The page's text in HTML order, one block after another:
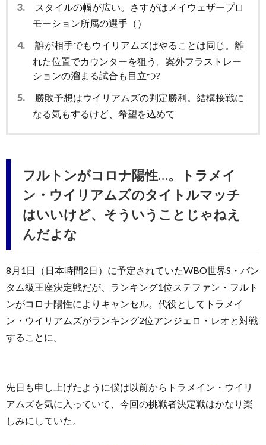
3.
スタイルの幅が広い。さすがはメイウェザープロ
モーション所属の選手（）
4.
誰が相手でもウイリアムズはやることは同じ。離
れた位置でカウンターを狙う。案外フラストレー
ションの溜まる試合も目立つ?
5.
勝敗予想はウイリアムズの判定勝利。結構接戦に
なる気もするけど、希望を込めて
フルトンがコロナ陽性…。トラメイ
ン・ウイリアムズのタイトルマッチ
はいいけど、そういうことじゃねえ
んだよな
8月1日（日本時間2日）に予定されていたWBO世界S・バン
タム級王座決定戦だが、ランキング1位ステファン・フルト
ンがコロナ陽性によりキャンセル。代役としてトラメイ
ン・ウイリアムズがランキング2位アンジェロ・レオと対戦
することに。
先日も申し上げたように僕は以前からトラメイン・ウイリ
アムズを気に入っていて、今回の挑戦者決定戦はかなり楽
しみにしていた。